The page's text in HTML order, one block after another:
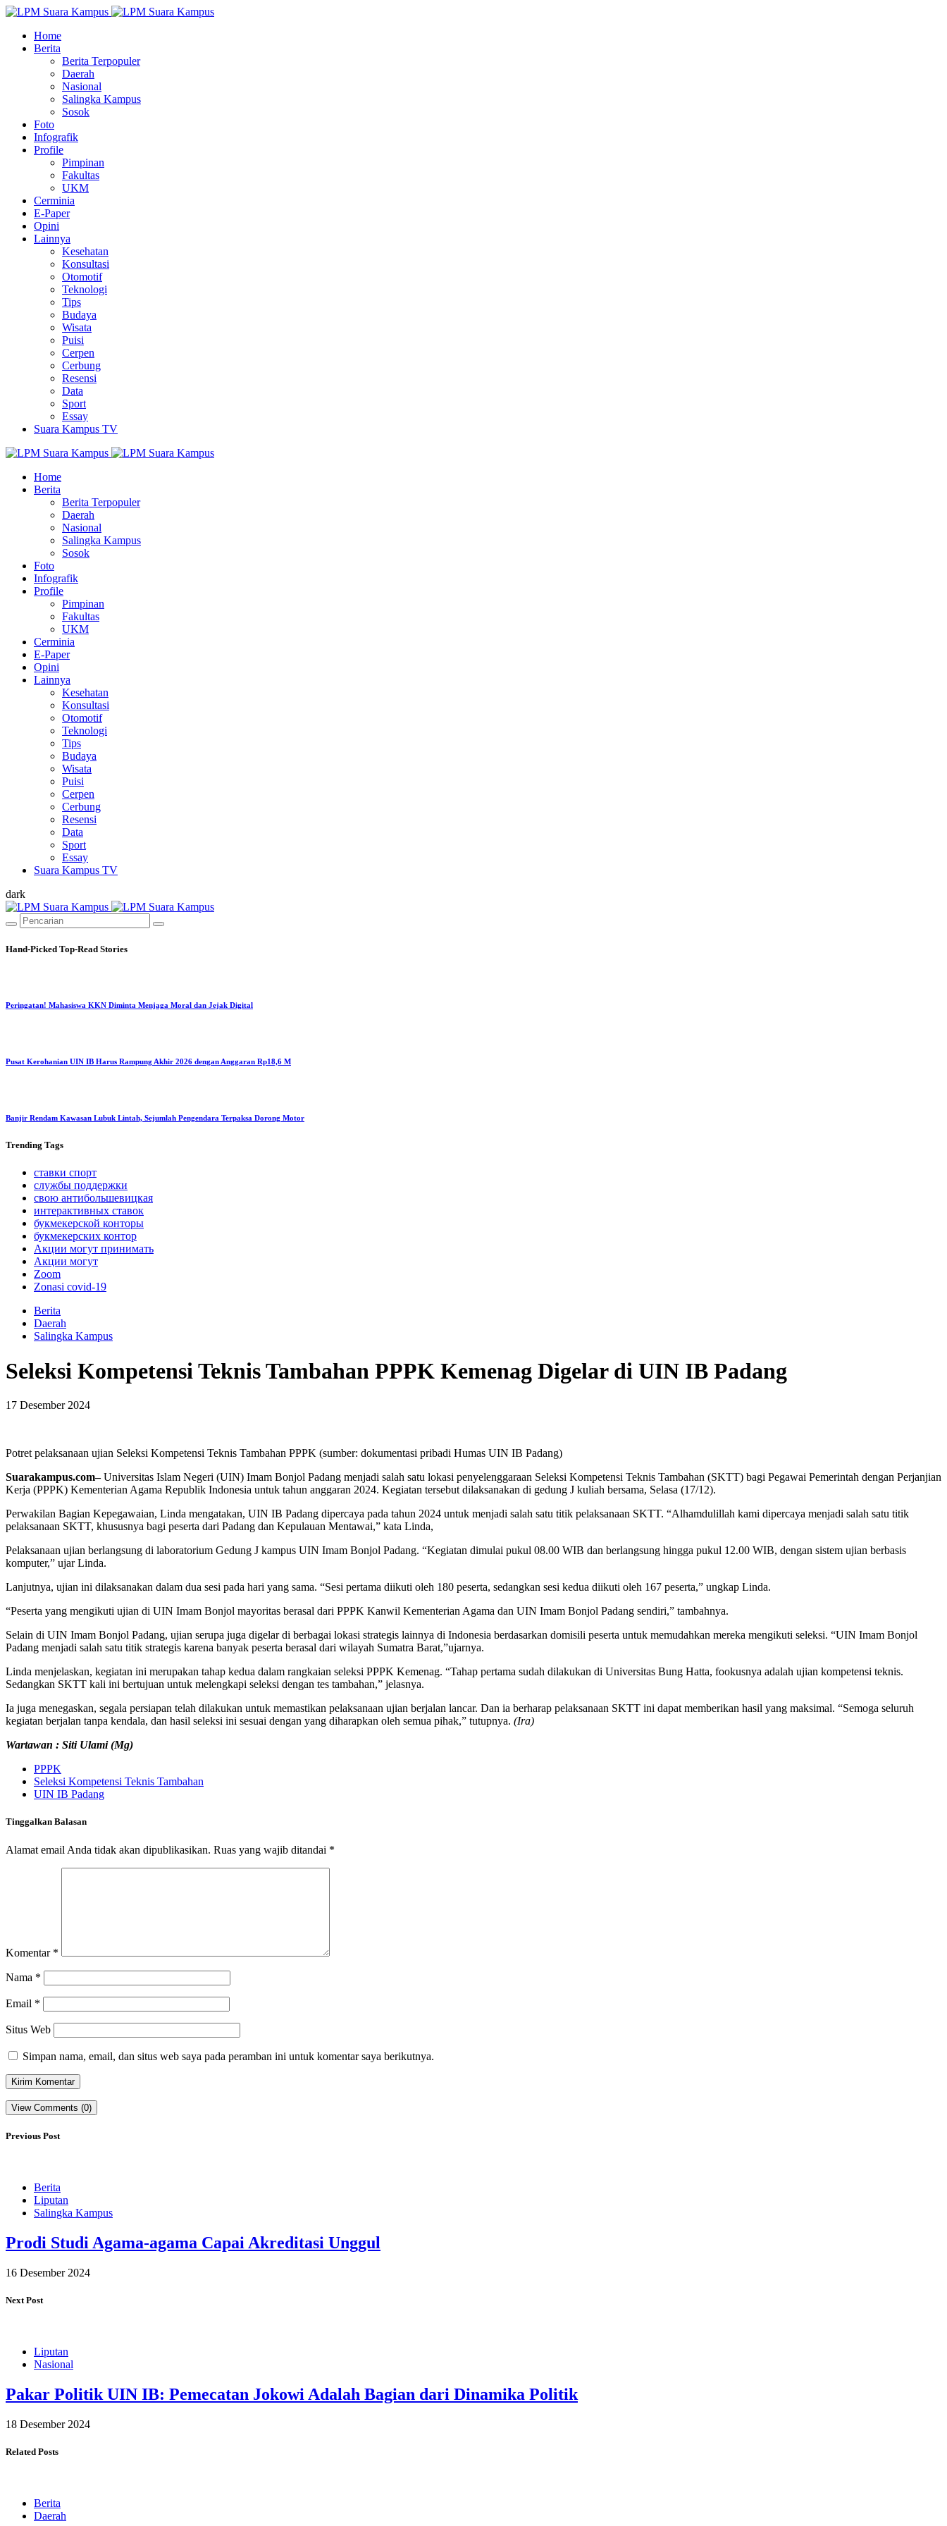
Home
Berita
Berita Terpopuler
Daerah
Nasional
Salingka Kampus
Sosok
Foto
Infografik
Profile
Pimpinan
Fakultas
UKM
Cerminia
E-Paper
Opini
Lainnya
Kesehatan
Konsultasi
Otomotif
Teknologi
Tips
Budaya
Wisata
Puisi
Cerpen
Cerbung
Resensi
Data
Sport
Essay
Suara Kampus TV
Home
Berita
Berita Terpopuler
Daerah
Nasional
Salingka Kampus
Sosok
Foto
Infografik
Profile
Pimpinan
Fakultas
UKM
Cerminia
E-Paper
Opini
Lainnya
Kesehatan
Konsultasi
Otomotif
Teknologi
Tips
Budaya
Wisata
Puisi
Cerpen
Cerbung
Resensi
Data
Sport
Essay
Suara Kampus TV
dark
Hand-Picked Top-Read Stories
Peringatan! Mahasiswa KKN Diminta Menjaga Moral dan Jejak Digital
Pusat Kerohanian UIN IB Harus Rampung Akhir 2026 dengan Anggaran Rp18,6 M
Banjir Rendam Kawasan Lubuk Lintah, Sejumlah Pengendara Terpaksa Dorong Motor
Trending Tags
ставки спорт
службы поддержки
свою антибольшевицкая
интерактивных ставок
букмекерской конторы
букмекерских контор
Акции могут принимать
Акции могут
Zoom
Zonasi covid-19
Berita
Daerah
Salingka Kampus
Seleksi Kompetensi Teknis Tambahan PPPK Kemenag Digelar di UIN IB Padang
17 Desember 2024
Potret pelaksanaan ujian Seleksi Kompetensi Teknis Tambahan PPPK (sumber: dokumentasi pribadi Humas UIN IB Padang)
Suarakampus.com–Universitas Islam Negeri (UIN) Imam Bonjol Padang menjadi salah satu lokasi penyelenggaraan Seleksi Kompetensi Teknis Tambahan (SKTT) bagi Pegawai Pemerintah dengan Perjanjian
Kerja (PPPK) Kementerian Agama Republik Indonesia untuk tahun anggaran 2024. Kegiatan tersebut dilaksanakan di gedung J kuliah bersama, Selasa (17/12).
Perwakilan Bagian Kepegawaian, Linda mengatakan, UIN IB Padang dipercaya pada tahun 2024 untuk menjadi salah satu titik pelaksanaan SKTT. “Alhamdulillah kami dipercaya menjadi salah satu titik
pelaksanaan SKTT, khususnya bagi peserta dari Padang dan Kepulauan Mentawai,” kata Linda,
Pelaksanaan ujian berlangsung di laboratorium Gedung J kampus UIN Imam Bonjol Padang. “Kegiatan dimulai pukul 08.00 WIB dan berlangsung hingga pukul 12.00 WIB, dengan sistem ujian berbasis
komputer,” ujar Linda.
Lanjutnya, ujian ini dilaksanakan dalam dua sesi pada hari yang sama. “Sesi pertama diikuti oleh 180 peserta, sedangkan sesi kedua diikuti oleh 167 peserta,” ungkap Linda.
“Peserta yang mengikuti ujian di UIN Imam Bonjol mayoritas berasal dari PPPK Kanwil Kementerian Agama dan UIN Imam Bonjol Padang sendiri,” tambahnya.
Selain di UIN Imam Bonjol Padang, ujian serupa juga digelar di berbagai lokasi strategis lainnya di Indonesia berdasarkan domisili peserta untuk memudahkan mereka mengikuti seleksi. “UIN Imam Bonjol
Padang menjadi salah satu titik strategis karena banyak peserta berasal dari wilayah Sumatra Barat,”ujarnya.
Linda menjelaskan, kegiatan ini merupakan tahap kedua dalam rangkaian seleksi PPPK Kemenag. “Tahap pertama sudah dilakukan di Universitas Bung Hatta, fookusnya adalah ujian kompetensi teknis.
Sedangkan SKTT kali ini bertujuan untuk melengkapi seleksi dengan tes tambahan,” jelasnya.
Ia juga menegaskan, segala persiapan telah dilakukan untuk memastikan pelaksanaan ujian berjalan lancar. Dan ia berharap pelaksanaan SKTT ini dapat memberikan hasil yang maksimal. “Semoga seluruh
kegiatan berjalan tanpa kendala, dan hasil seleksi ini sesuai dengan yang diharapkan oleh semua pihak,” tutupnya. (Ira)
Wartawan : Siti Ulami (Mg)
PPPK
Seleksi Kompetensi Teknis Tambahan
UIN IB Padang
Tinggalkan Balasan
Alamat email Anda tidak akan dipublikasikan. Ruas yang wajib ditandai *
Komentar *
Nama *
Email *
Situs Web
Simpan nama, email, dan situs web saya pada peramban ini untuk komentar saya berikutnya.
View Comments (0)
Previous Post
Berita
Liputan
Salingka Kampus
Prodi Studi Agama-agama Capai Akreditasi Unggul
16 Desember 2024
Next Post
Liputan
Nasional
Pakar Politik UIN IB: Pemecatan Jokowi Adalah Bagian dari Dinamika Politik
18 Desember 2024
Related Posts
Berita
Daerah